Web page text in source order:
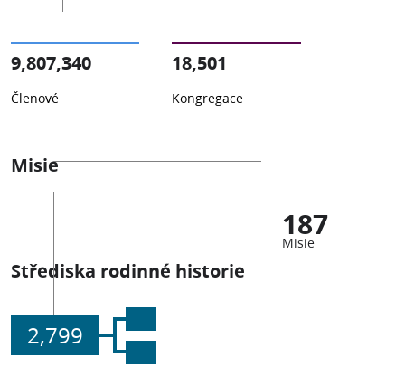
9,807,340
Členové
18,501
Kongregace
Misie
187
Misie
Střediska rodinné historie
2,799